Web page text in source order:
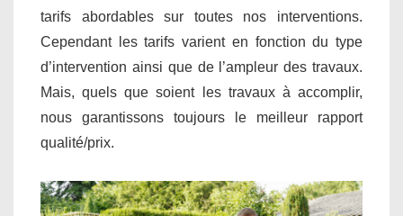
tarifs abordables sur toutes nos interventions.
Cependant les tarifs varient en fonction du type
d’intervention ainsi que de l’ampleur des travaux.
Mais, quels que soient les travaux à accomplir,
nous garantissons toujours le meilleur rapport
qualité/prix.